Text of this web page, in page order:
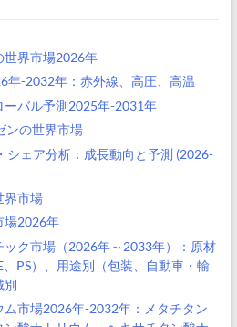
世界市場2026年
年-2032年：赤外線、高圧、高温
バル予測2025年-2031年
ンの世界市場
シェア分析：成長動向と予測 (2026-
界市場
場2026年
ク市場（2026年～2033年）：原材
PS）、用途別（包装、自動車・輸
別
市場2026年-2032年：メタチタン